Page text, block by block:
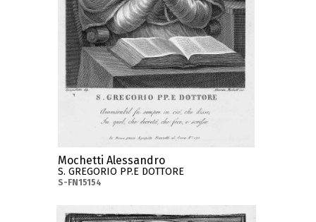
Mochetti Alessandro
S. GREGORIO PP.E DOTTORE
S-FN15154